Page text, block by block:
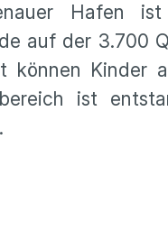
Hafen
auf der 3.700
können Kinder
ist